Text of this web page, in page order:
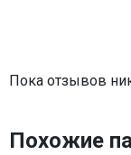
Пока отзывов
Похожие